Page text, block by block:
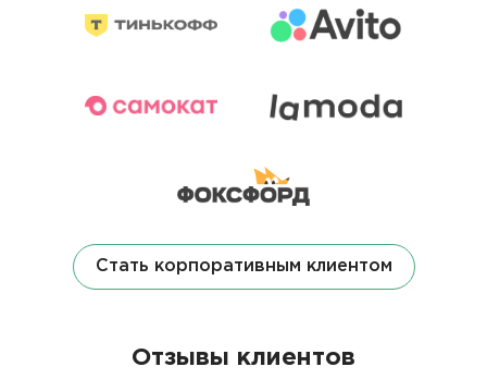
Стать корпоративным клиентом
Отзывы клиентов